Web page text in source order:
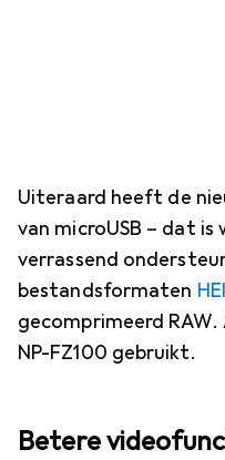
Uiteraard heeft de
van microUSB – dat
verrassend
bestandsformaten
gecomprimeerd
NP-FZ100 gebruikt.
Betere